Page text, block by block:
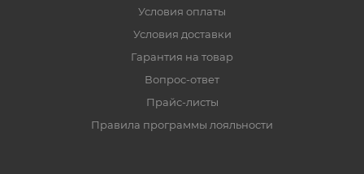
Условия оплаты
Условия доставки
Гарантия на товар
Вопрос-ответ
Прайс-листы
Правила программы лояльности